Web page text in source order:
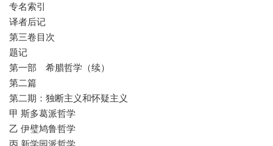
专名索引
译者后记
第三卷目次
题记
第一部 希腊哲学（续）
第二篇
第二期：独断主义和怀疑主义
甲 斯多葛派哲学
乙 伊璧鸠鲁哲学